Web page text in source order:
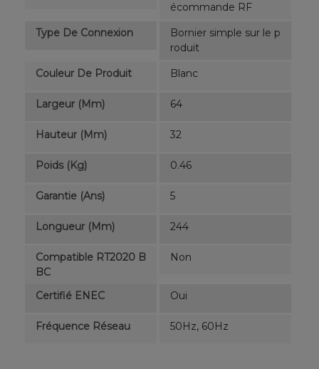
écommande RF
Type De Connexion
Bornier simple sur le p
roduit
Couleur De Produit
Blanc
Largeur (mm) 64
Hauteur (mm) 32
Poids (kg) 0.46
Garantie (ans) 5
Longueur (mm) 244
Compatible RT2020 B
BC
Non
Certifié ENEC Oui
Fréquence Réseau 50Hz, 60Hz